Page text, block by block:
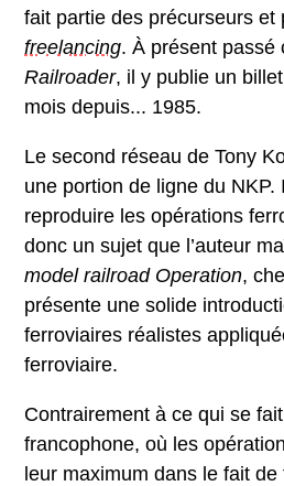
fait partie des précurseurs et
freelancing. À présent passé
Railroader, il y publie un
mois depuis... 1985.
Le second réseau de Tony
une portion de ligne du NKP.
reproduire les opérations
donc un sujet que l’auteur
model railroad Operation,
présente une solide
ferroviaires réalistes
ferroviaire.
Contrairement à ce qui se
francophone, où les
leur maximum dans le fait